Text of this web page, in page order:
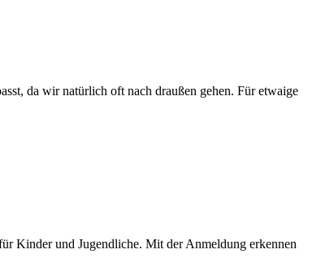
da wir natürlich oft nach draußen gehen. Für etwaige
Kinder und Jugendliche. Mit der Anmeldung erkennen